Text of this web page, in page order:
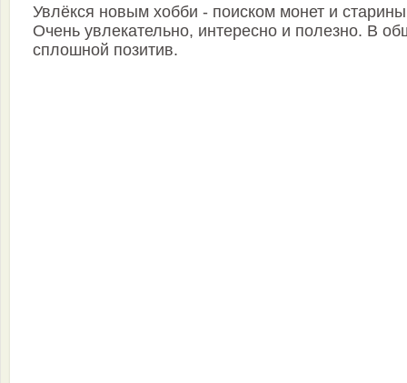
Увлёкся новым хобби - поиском монет и
Очень увлекательно, интересно и полезно. В
сплошной позитив.